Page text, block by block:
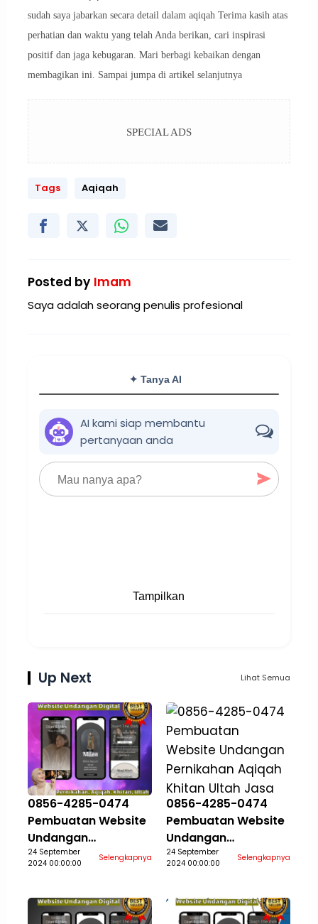
sudah saya jabarkan secara detail dalam aqiqah Terima kasih atas
perhatian dan waktu yang telah Anda berikan, cari inspirasi
positif dan jaga kebugaran. Mari berbagi kebaikan dengan
membagikan ini. Sampai jumpa di artikel selanjutnya
SPECIAL ADS
Tags Aqiqah
Posted by Imam
Saya adalah seorang penulis profesional
✦ Tanya AI
AI kami siap membantu
pertanyaan anda
Tampilkan
Up Next Lihat Semua
0856-4285-0474
Pembuatan Website
Undangan
Pernikahan Aqiqah
24 September
2024 00:00:00
Selengkapnya
0856-4285-0474
Pembuatan Website
Undangan
Pernikahan Aqiqah
24 September
2024 00:00:00
Selengkapnya